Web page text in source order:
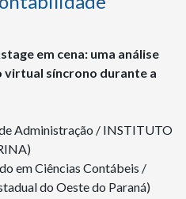
em cena: uma análise
virtual síncrono durante a
Administração / INSTITUTO
em Ciências Contábeis /
do Oeste do Paraná)